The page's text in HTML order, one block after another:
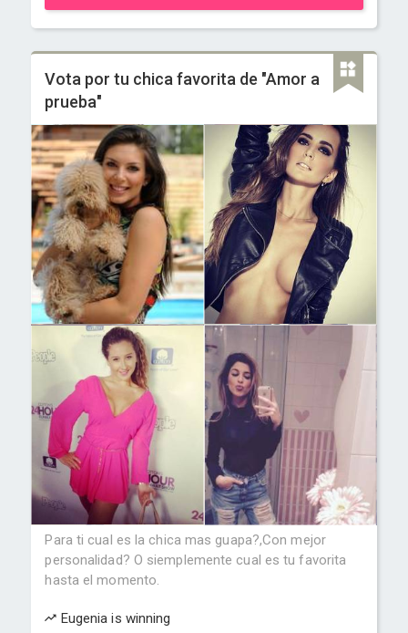
Vota por tu chica favorita de "Amor a
prueba"
Para ti cual es la chica mas guapa?,Con mejor
personalidad? O siemplemente cual es tu favorita
hasta el momento.
Eugenia is winning